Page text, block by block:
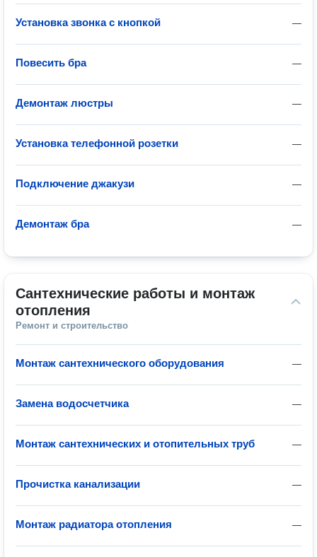
—
Установка звонка с кнопкой
—
Повесить бра
—
Демонтаж люстры
—
Установка телефонной розетки
—
Подключение джакузи
—
Демонтаж бра
Сантехнические работы и монтаж
отопления
Ремонт и строительство
—
Монтаж сантехнического оборудования
—
Замена водосчетчика
—
Монтаж сантехнических и отопительных труб
—
Прочистка канализации
—
Монтаж радиатора отопления